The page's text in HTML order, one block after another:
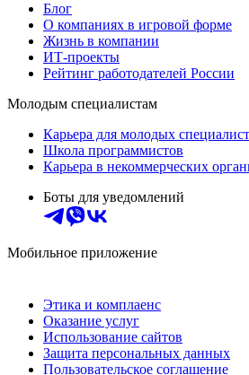
Блог
О компаниях в игровой форме
Жизнь в компании
ИТ-проекты
Рейтинг работодателей России
Молодым специалистам
Карьера для молодых
Школа программистов
Карьера в некоммерческих
Боты для уведомлений
Мобильное приложение
Этика и комплаенс
Оказание услуг
Использование сайтов
Защита персональных данных
Пользовательское соглашение